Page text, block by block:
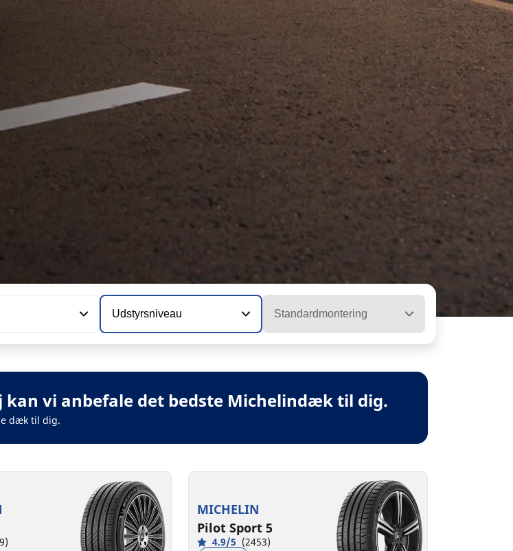
Udstyrsniveau Standardmontering
vi anbefale det bedste Michelindæk til dig.
dæk til dig.
MICHELIN
Pilot Sport 5
4.9/5 (2453)